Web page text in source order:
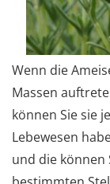
Wenn die
Massen
können Sie sie
Lebewesen
und die können